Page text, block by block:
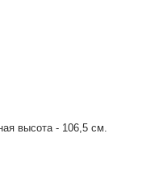
высота - 106,5 см.